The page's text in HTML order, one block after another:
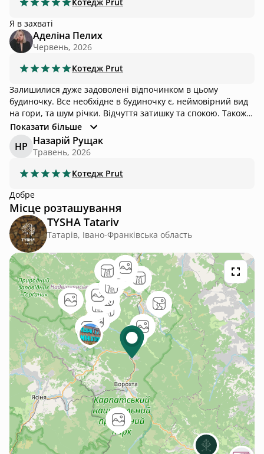
будиночки і сподіваюсь ще повернемось самі 😉
Я в захваті
Аделіна Пелих
Червень, 2026
Котедж Prut
Залишилися дуже задоволені відпочинком в цьому
будиночку. Все необхідне в будиночку є, неймовірний вид
на гори, та шум річки. Відчуття затишку та спокою. Також
сподобався відпочинок в чані де ми були лише в двох з
коханою людиною. Місце для повної гармонії з собою та
світом. Дякуємо за неймовірний відпочинок 😌
Показати більше
НР Назарій Рущак
Травень, 2026
Котедж Prut
Добре
Місце розташування
TYSHA Tatariv
Татарів, Івано-Франківська область